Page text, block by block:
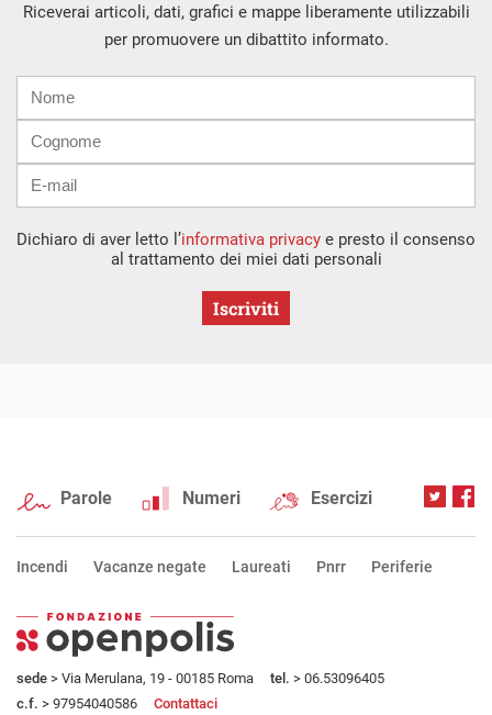
Riceverai articoli, dati, grafici e mappe liberamente utilizzabili
per promuovere un dibattito informato.
mail
Dichiaro di aver letto l’informativa privacy e presto il consenso
al trattamento dei miei dati personali
Iscriviti
Parole Numeri Esercizi
Incendi Vacanze negate Laureati Pnrr Periferie
sede > Via Merulana, 19 - 00185 Roma tel. > 06.53096405
c.f. > 97954040586 Contattaci